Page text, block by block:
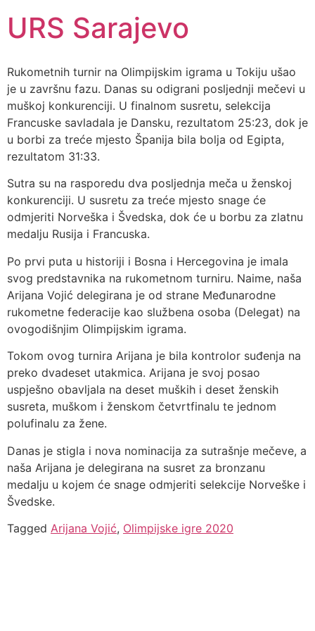
URS Sarajevo
Rukometnih turnir na Olimpijskim igrama u Tokiju ušao
je u završnu fazu. Danas su odigrani posljednji mečevi u
muškoj konkurenciji. U finalnom susretu, selekcija
Francuske savladala je Dansku, rezultatom 25:23, dok je
u borbi za treće mjesto Španija bila bolja od Egipta,
rezultatom 31:33.
Sutra su na rasporedu dva posljednja meča u ženskoj
konkurenciji. U susretu za treće mjesto snage će
odmjeriti Norveška i Švedska, dok će u borbu za zlatnu
medalju Rusija i Francuska.
Po prvi puta u historiji i Bosna i Hercegovina je imala
svog predstavnika na rukometnom turniru. Naime, naša
Arijana Vojić delegirana je od strane Međunarodne
rukometne federacije kao službena osoba (Delegat) na
ovogodišnjim Olimpijskim igrama.
Tokom ovog turnira Arijana je bila kontrolor suđenja na
preko dvadeset utakmica. Arijana je svoj posao
uspješno obavljala na deset muških i deset ženskih
susreta, muškom i ženskom četvrtfinalu te jednom
polufinalu za žene.
Danas je stigla i nova nominacija za sutrašnje mečeve, a
naša Arijana je delegirana na susret za bronzanu
medalju u kojem će snage odmjeriti selekcije Norveške i
Švedske.
Tagged Arijana Vojić, Olimpijske igre 2020